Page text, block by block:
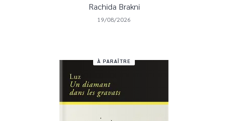
Rachida Brakni
19/08/2026
À PARAÎTRE